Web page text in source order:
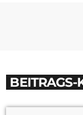
BEITRAGS-